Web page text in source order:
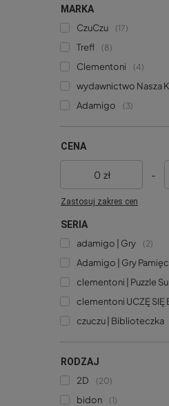
MARKA
CzuCzu
17
Trefl 8
Clementoni 4
wydawnictwo Nasza
Adamigo
3
CENA
zł -
Zastosuj zakres cen
SERIA
adamigo | Gry
2
Adamigo | Gry
clementoni | Puzzle
clementoni UCZĘ SIĘ
czuczu | Biblioteczka
RODZAJ
2D
20
bidon 1